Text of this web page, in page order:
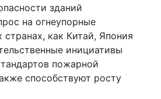
зданий
на огнеупорные
странах, как Китай, Япония
инициативы
пожарной
способствуют росту